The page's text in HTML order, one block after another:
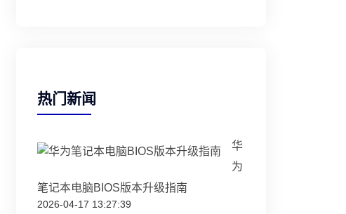
热门新闻
华
为
笔记本电脑BIOS版本升级指南
2026-04-17 13:27:39